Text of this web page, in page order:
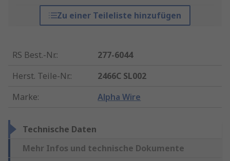
Zu einer Teileliste hinzufügen
RS Best.-Nr.:
277-6044
Herst. Teile-Nr.:
2466C SL002
Marke: Alpha Wire
Technische Daten
Mehr Infos und technische Dokumente